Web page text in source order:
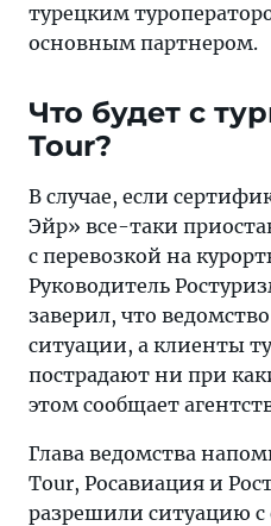
турецким
основным партнером.
Что будет с
Tour?
В случае, если
Эйр» все-таки
с перевозкой на
Руководитель
заверил, что
ситуации, а клиенты
пострадают ни при
этом сообщает
Глава ведомства
Tour, Росавиация и
разрешили ситуацию с